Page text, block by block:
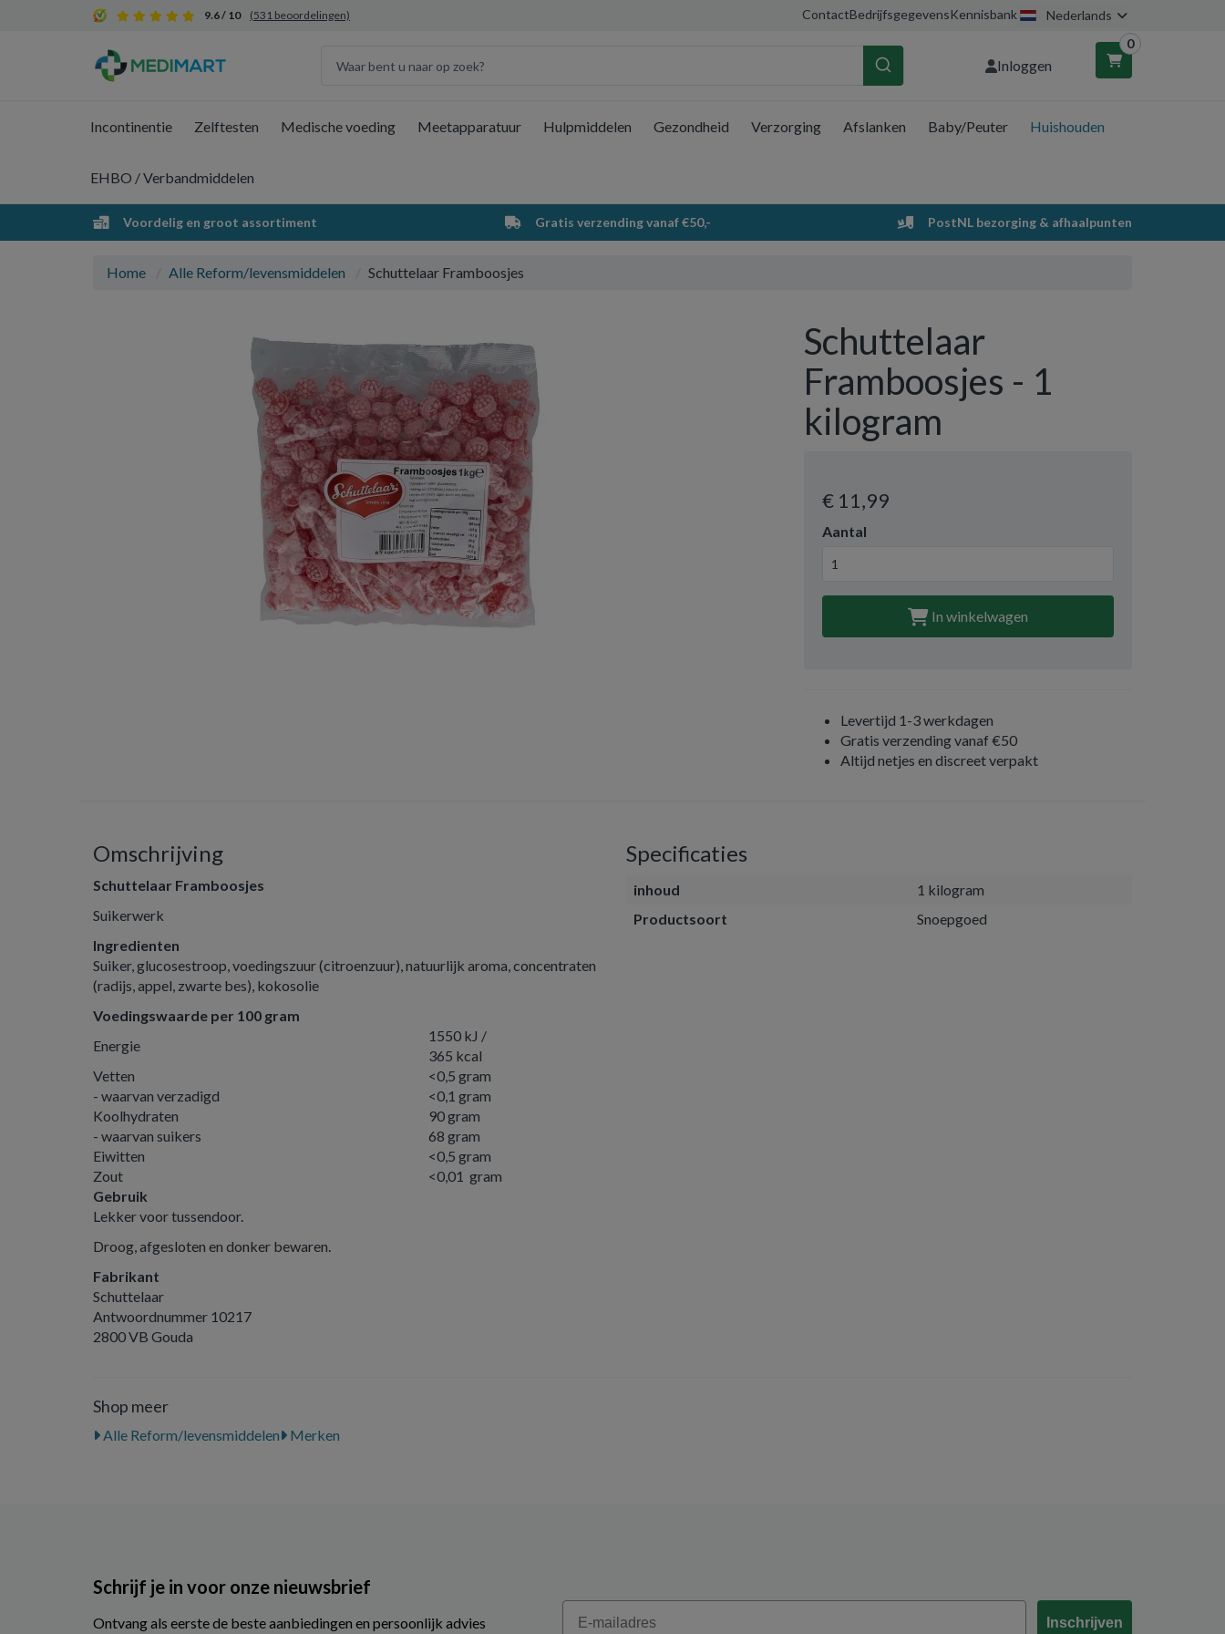
9.6 / 10 (531 beoordelingen) ContactBedrijfsgegevensKennisbank Nederlands
Inloggen
0
Winkelwagen
Uw winkelwagen is leeg.
Vul hem met producten.
Incontinentie Zelftesten Medische voeding Meetapparatuur Hulpmiddelen Gezondheid Verzorging Afslanken Baby/Peuter Huishouden
EHBO / Verbandmiddelen
Voordelig en groot assortiment Gratis verzending vanaf €50,- PostNL bezorging & afhaalpunten
Home Alle Reform/levensmiddelen Schuttelaar Framboosjes
Schuttelaar
Framboosjes - 1
kilogram
€ 11,99
Aantal
In winkelwagen
Levertijd 1-3 werkdagen
Gratis verzending vanaf €50
Altijd netjes en discreet verpakt
Omschrijving
Schuttelaar Framboosjes
Suikerwerk
Ingredienten
Suiker, glucosestroop, voedingszuur (citroenzuur), natuurlijk aroma, concentraten
(radijs, appel, zwarte bes), kokosolie
Voedingswaarde per 100 gram
Energie
1550 kJ /
365 kcal
Vetten
<0,5 gram
- waarvan verzadigd
<0,1 gram
Koolhydraten
90 gram
- waarvan suikers
68 gram
Eiwitten
<0,5 gram
Zout
<0,01 gram
Gebruik
Lekker voor tussendoor.
Droog, afgesloten en donker bewaren.
Fabrikant
Schuttelaar
Antwoordnummer 10217
2800 VB Gouda
Specificaties
inhoud
1 kilogram
Productsoort
Snoepgoed
Shop meer
Alle Reform/levensmiddelen Merken
Schrijf je in voor onze nieuwsbrief
Ontvang als eerste de beste aanbiedingen en persoonlijk advies
Email
Inschrijven